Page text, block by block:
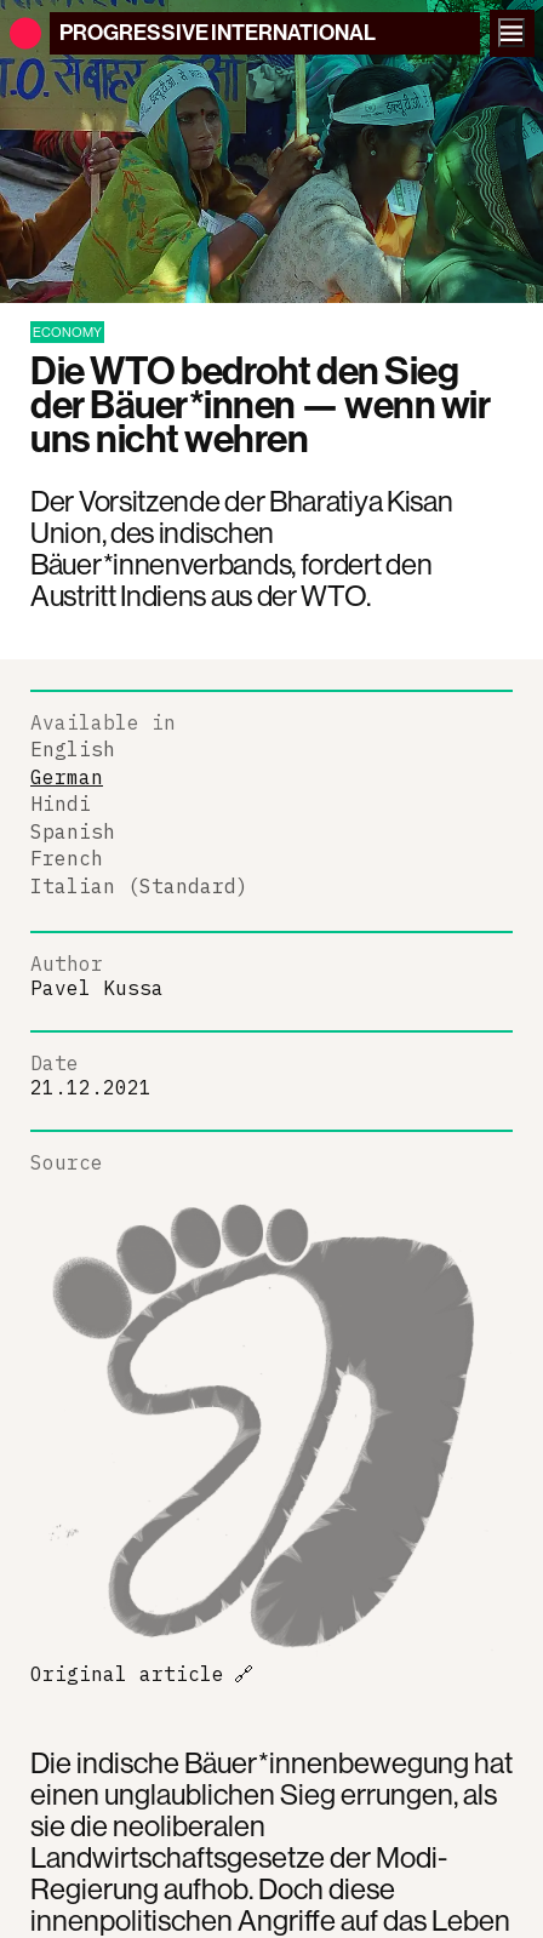
PROGRESSIVEINTERNATIONAL
ECONOMY
Die WTO bedroht den Sieg
der Bäuer*innen — wenn wir
uns nicht wehren
Der Vorsitzende der Bharatiya Kisan
Union, des indischen
Bäuer*innenverbands, fordert den
Austritt Indiens aus der WTO.
Die indische Bäuer*innenbewegung hat
einen unglaublichen Sieg errungen, als
sie die neoliberalen
Landwirtschaftsgesetze der Modi-
Regierung aufhob. Doch diese
innenpolitischen Angriffe auf das Leben
Available in
English
German
Hindi
Spanish
French
Italian (Standard)
Author
Pavel Kussa
Date
21.12.2021
Source
Original article 🔗